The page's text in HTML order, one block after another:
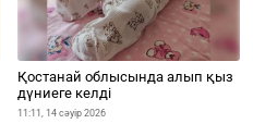
Қостанай облысында алып қыз
дүниеге келді
11:11, 14 сәуір 2026